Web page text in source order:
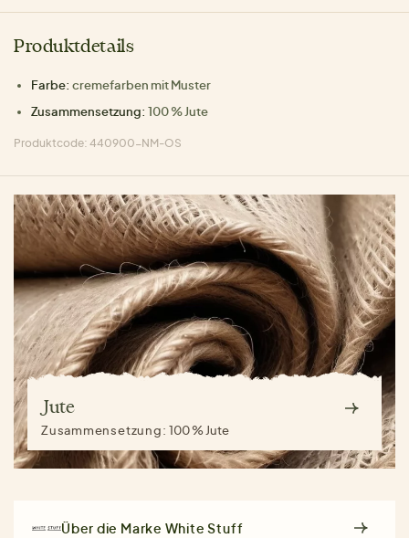
Produktdetails
Farbe: cremefarben mit Muster
Zusammensetzung: 100 % Jute
Produktcode: 440900-NM-OS
Jute
Zusammensetzung:100 % Jute
Über die Marke White Stuff